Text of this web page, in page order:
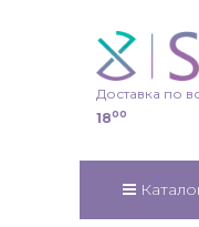
Доставка по
1800